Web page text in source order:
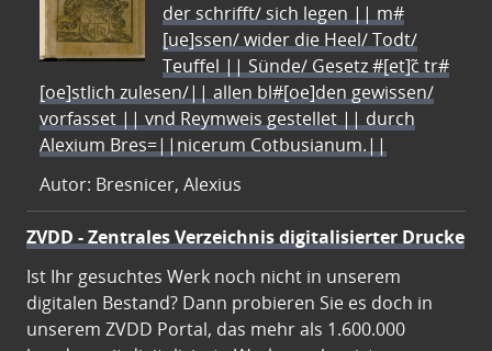
der schrifft/ sich legen || m#
[ue]ssen/ wider die Heel/ Todt/
Teuffel || Sünde/ Gesetz #[et]c̃ tr#
[oe]stlich zulesen/|| allen bl#[oe]den gewissen/
vorfasset || vnd Reymweis gestellet || durch
Alexium Bres=||nicerum Cotbusianum.||
Autor: Bresnicer, Alexius
ZVDD - Zentrales Verzeichnis digitalisierter Drucke
Ist Ihr gesuchtes Werk noch nicht in unserem
digitalen Bestand? Dann probieren Sie es doch in
unserem ZVDD Portal, das mehr als 1.600.000